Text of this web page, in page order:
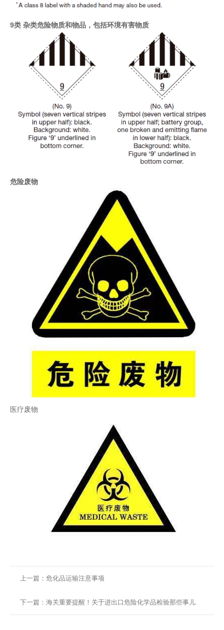
9类 杂类危险物质和物品，包括环境有害物质
危险废物
医疗废物
上一篇：危化品运输注意事项
下一篇：海关重要提醒！关于进出口危险化学品检验那些事儿